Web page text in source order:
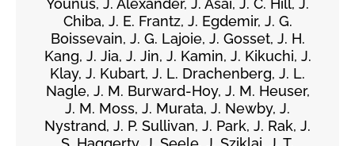
Younus, J. Alexander, J. Asai, J. C. Hill, J.
Chiba, J. E. Frantz, J. Egdemir, J. G.
Boissevain, J. G. Lajoie, J. Gosset, J. H.
Kang, J. Jia, J. Jin, J. Kamin, J. Kikuchi, J.
Klay, J. Kubart, J. L. Drachenberg, J. L.
Nagle, J. M. Burward-Hoy, J. M. Heuser,
J. M. Moss, J. Murata, J. Newby, J.
Nystrand, J. P. Sullivan, J. Park, J. Rak, J.